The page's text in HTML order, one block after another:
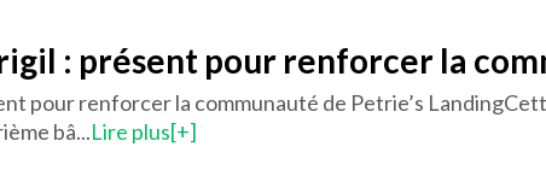
: présent pour renforcer la
pour renforcer la communauté de Petrie’s
bâ...Lire plus[+]